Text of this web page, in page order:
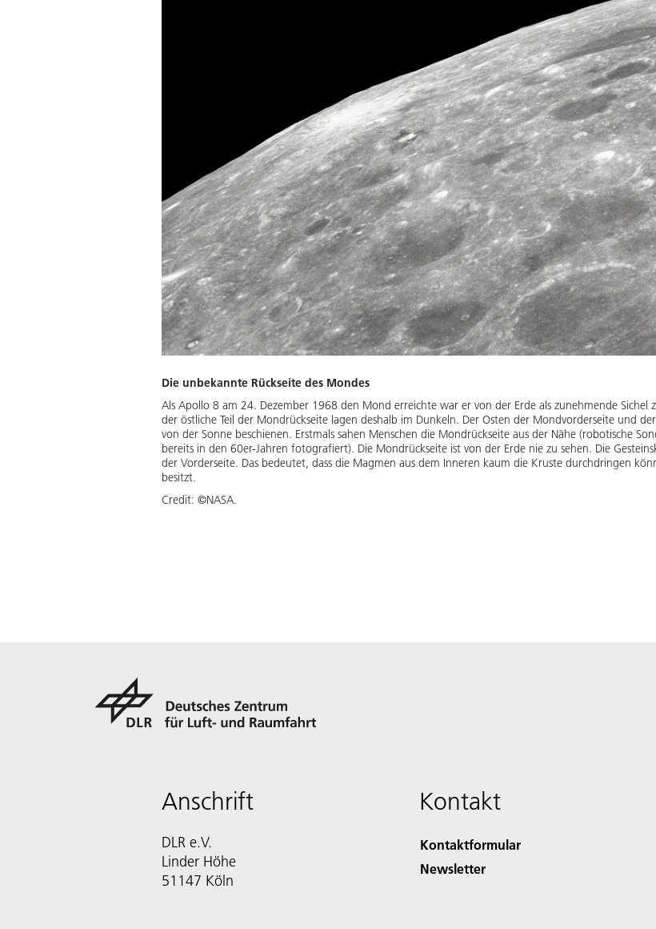
Die unbekannte Rückseite des Mondes
Als Apollo 8 am 24. Dezember 1968 den Mond erreichte war er von der Erde als zunehmende Sichel
der östliche Teil der Mondrückseite lagen deshalb im Dunkeln. Der Osten der Mondvorderseite und
von der Sonne beschienen. Erstmals sahen Menschen die Mondrückseite aus der Nähe (robotische
bereits in den 60er-Jahren fotografiert). Die Mondrückseite ist von der Erde nie zu sehen. Die
der Vorderseite. Das bedeutet, dass die Magmen aus dem Inneren kaum die Kruste durchdringen
besitzt.
Credit: ©NASA.
Anschrift
DLR e.V.
Linder Höhe
51147 Köln
Kontakt
Kontaktformular
Newsletter